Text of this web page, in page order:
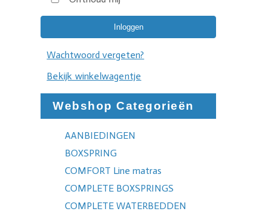
Wachtwoord vergeten?
Bekijk winkelwagentje
Webshop Categorieën
AANBIEDINGEN
BOXSPRING
COMFORT Line matras
COMPLETE BOXSPRINGS
COMPLETE WATERBEDDEN